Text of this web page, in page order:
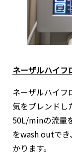
ネーザルハイフ
ネーザルハイフ
気をブレンドし
50L/minの流量
をwash outで
かります。